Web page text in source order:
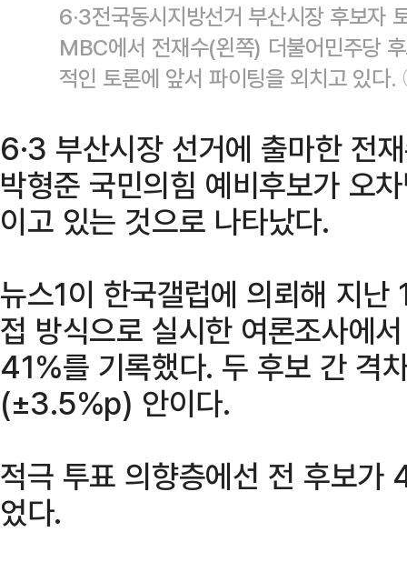
6·3전국동시지방선거 부산시장 후보자
MBC에서 전재수(왼쪽) 더불어민주당
적인 토론에 앞서 파이팅을 외치고 있
6·3 부산시장 선거에 출마한 전
박형준 국민의힘 예비후보가 오
이고 있는 것으로 나타났다.
뉴스1이 한국갤럽에 의뢰해 지
접 방식으로 실시한 여론조사에
41%를 기록했다. 두 후보 간 격
(±3.5%p) 안이다.
적극 투표 의향층에선 전 후보
었다.